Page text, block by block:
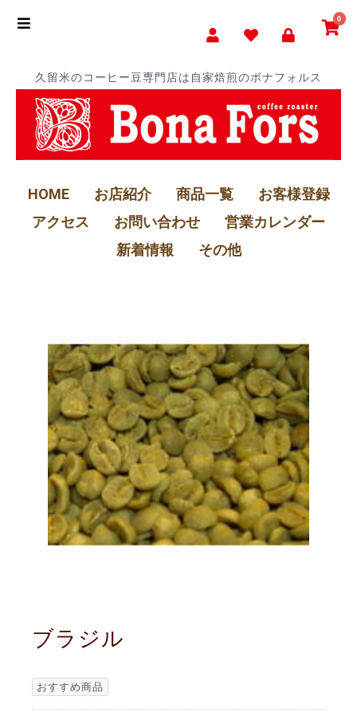
0
久留米のコーヒー豆専門店は自家焙煎のボナフォルス
HOME お店紹介 商品一覧
お客様登録
アクセス
お問い合わせ
営業カレンダー
新着情報
その他
ブラジル
おすすめ商品